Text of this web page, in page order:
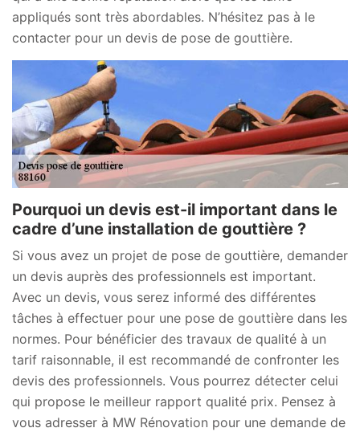
appliqués sont très abordables. N’hésitez pas à le
contacter pour un devis de pose de gouttière.
Pourquoi un devis est-il important dans le
cadre d’une installation de gouttière ?
Si vous avez un projet de pose de gouttière, demander
un devis auprès des professionnels est important.
Avec un devis, vous serez informé des différentes
tâches à effectuer pour une pose de gouttière dans les
normes. Pour bénéficier des travaux de qualité à un
tarif raisonnable, il est recommandé de confronter les
devis des professionnels. Vous pourrez détecter celui
qui propose le meilleur rapport qualité prix. Pensez à
vous adresser à MW Rénovation pour une demande de